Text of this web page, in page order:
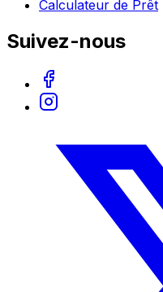
Calculateur de Prêt
Suivez-nous